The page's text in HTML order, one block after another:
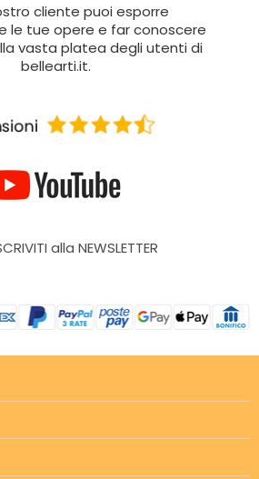
cliente puoi esporre
le tue opere e far conoscere
vasta platea degli utenti di
bellearti.it.
alla NEWSLETTER